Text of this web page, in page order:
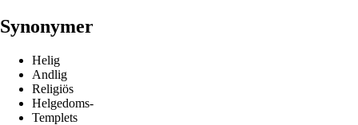
Synonymer
Helig
Andlig
Religiös
Helgedoms-
Templets